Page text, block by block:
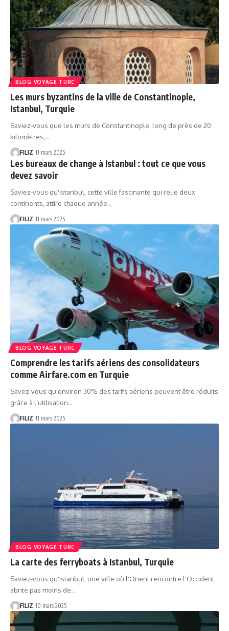
BLOG VOYAGE TURC
Les murs byzantins de la ville de Constantinople,
Istanbul, Turquie
Saviez-vous que les murs de Constantinople, long de près de 20
kilomètres,…
FILIZ 11 mars 2025
Les bureaux de change à Istanbul : tout ce que vous
devez savoir
Saviez-vous qu'Istanbul, cette ville fascinante qui relie deux
continents, attire chaque année…
FILIZ 11 mars 2025
BLOG VOYAGE TURC
Comprendre les tarifs aériens des consolidateurs
comme Airfare.com en Turquie
Savez-vous qu’environ 30% des tarifs aériens peuvent être réduits
grâce à l’utilisation…
FILIZ 11 mars 2025
BLOG VOYAGE TURC
La carte des ferryboats à Istanbul, Turquie
Saviez-vous qu'Istanbul, une ville où l'Orient rencontre l'Occident,
abrite pas moins de…
FILIZ 10 mars 2025